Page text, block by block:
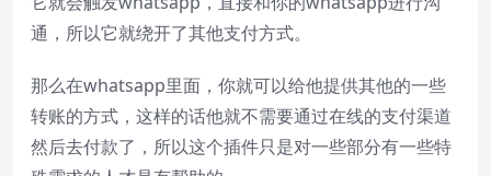
通，所以它就绕开了其他支付方式。
那么在whatsapp里面，你就可以给他提供其他的一些
转账的方式，这样的话他就不需要通过在线的支付渠道
然后去付款了，所以这个插件只是对一些部分有一些特